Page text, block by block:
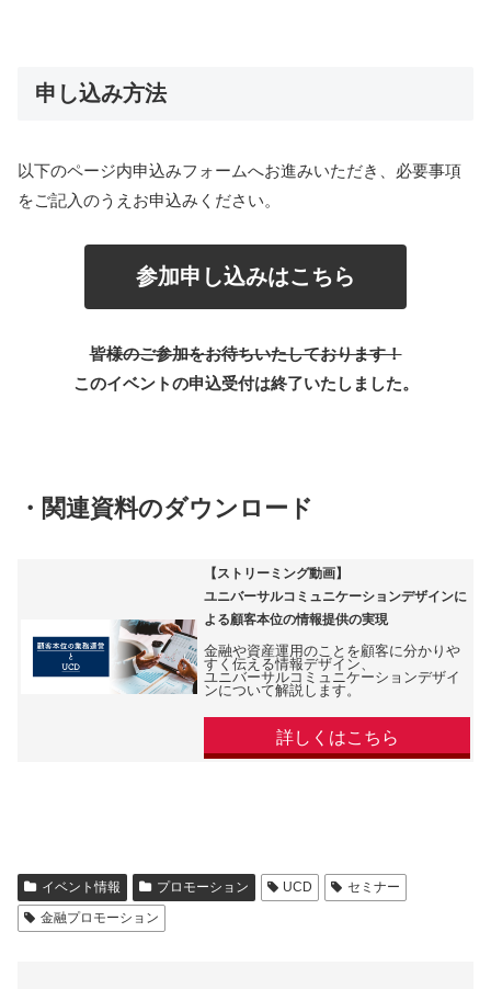
申し込み方法
以下のページ内申込みフォームへお進みいただき、必要事項
をご記入のうえお申込みください。
参加申し込みはこちら
皆様のご参加をお待ちいたしております！
このイベントの申込受付は終了いたしました。
・関連資料のダウンロード
【ストリーミング動画】
ユニバーサルコミュニケーションデザインに
よる顧客本位の情報提供の実現
金融や資産運用のことを顧客に分かりや
すく伝える情報デザイン、
ユニバーサルコミュニケーションデザイ
ンについて解説します。
詳しくはこちら
イベント情報 プロモーション UCD
セミナー
金融プロモーション